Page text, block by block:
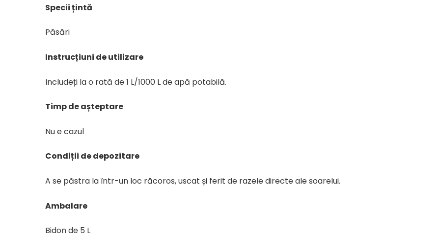
Specii țintă
Păsări
Instrucțiuni de utilizare
Includeți la o rată de 1 L/1000 L de apă potabilă.
Timp de așteptare
Nu e cazul
Condiții de depozitare
A se păstra la într-un loc răcoros, uscat și ferit de razele directe ale soarelui.
Ambalare
Bidon de 5 L